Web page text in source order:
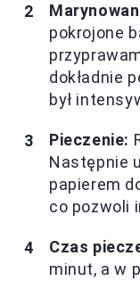
pokrojone
dokładnie
był
Pieczenie:
Następnie
papierem
co pozwoli
Czas
minut, a w